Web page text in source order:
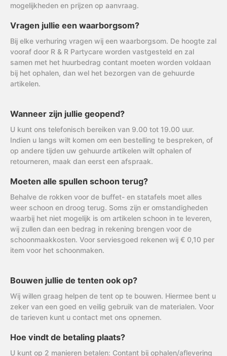
mogelijkheden en prijzen op aanvraag.
Vragen jullie een waarborgsom?
Bij elke verhuring vragen wij een waarborgsom. De hoogte zal
vooraf door R & R Partycare worden vastgesteld en zal
samen met het huurbedrag contant moeten worden voldaan
bij het ophalen, dan wel het bezorgen van de gehuurde
artikelen.
Wanneer zijn jullie geopend?
U kunt ons telefonisch bereiken van 9.00 tot 19.00 uur.
Indien u langs wilt komen om een bestelling te bespreken, of
op andere tijden uw gehuurde artikelen wilt ophalen of
retourneren, maak dan eerst een afspraak.
Moeten alle spullen schoon terug?
Behalve de rokken voor de buffet- en statafels moet alles
weer schoon en droog terug. Soms zijn er omstandigheden
waarbij het niet mogelijk is om artikelen schoon in te leveren,
wij zullen dan een bedrag in rekening brengen voor de
schoonmaakkosten. Voor serviesgoed rekenen wij € 0,10 per
item voor het schoonmaken.
Bouwen jullie de tenten ook op?
Wij willen graag helpen de tent op te bouwen. Hiermee bent u
zeker van een goed en veilig gebruik van de materialen. Voor
de tarieven kunt u contact met ons opnemen.
Hoe vindt de betaling plaats?
U kunt op 2 manieren betalen: Contant bij ophalen/aflevering